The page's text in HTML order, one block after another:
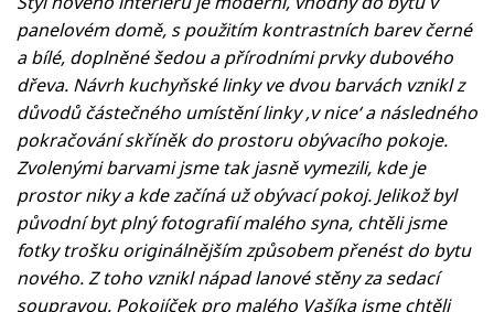
panelovém domě, s použitím kontrastních barev černé
a bílé, doplněné šedou a přírodními prvky dubového
dřeva. Návrh kuchyňské linky ve dvou barvách vznikl z
důvodů částečného umístění linky ‚v nice‘ a následného
pokračování skříněk do prostoru obývacího pokoje.
Zvolenými barvami jsme tak jasně vymezili, kde je
prostor niky a kde začíná už obývací pokoj. Jelikož byl
původní byt plný fotografií malého syna, chtěli jsme
fotky trošku originálnějším způsobem přenést do bytu
nového. Z toho vznikl nápad lanové stěny za sedací
soupravou. Pokojíček pro malého Vašíka jsme chtěli